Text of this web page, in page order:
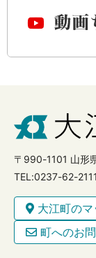
〒990-1101 山形
TEL:0237-62-
大江町の
町へのお